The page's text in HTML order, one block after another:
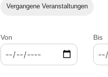
Vergangene Veranstaltungen
Von Bis